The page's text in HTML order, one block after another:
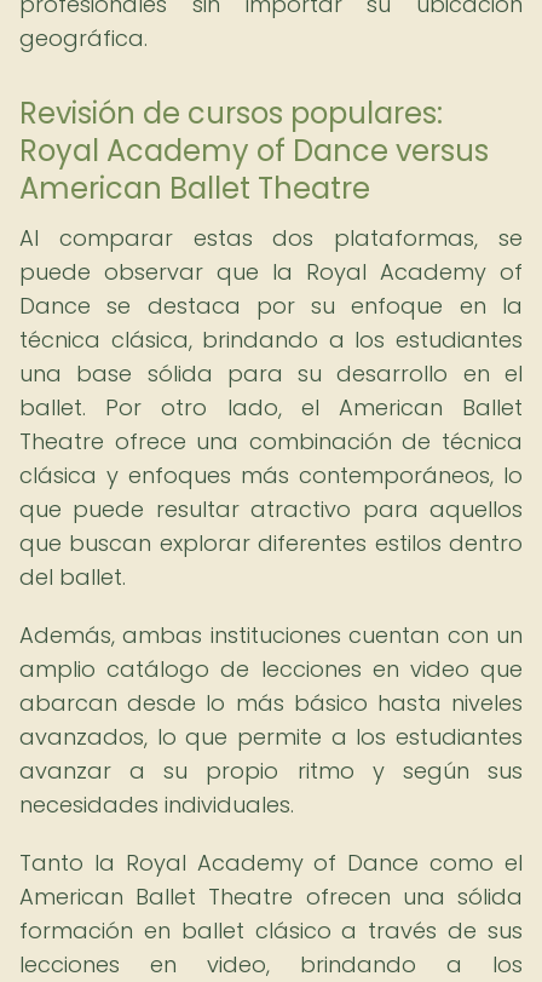
geográfica.
Revisión de cursos populares:
Royal Academy of Dance versus
American Ballet Theatre
Al comparar estas dos plataformas, se
puede observar que la Royal Academy of
Dance se destaca por su enfoque en la
técnica clásica, brindando a los estudiantes
una base sólida para su desarrollo en el
ballet. Por otro lado, el American Ballet
Theatre ofrece una combinación de técnica
clásica y enfoques más contemporáneos, lo
que puede resultar atractivo para aquellos
que buscan explorar diferentes estilos dentro
del ballet.
Además, ambas instituciones cuentan con un
amplio catálogo de lecciones en video que
abarcan desde lo más básico hasta niveles
avanzados, lo que permite a los estudiantes
avanzar a su propio ritmo y según sus
necesidades individuales.
Tanto la Royal Academy of Dance como el
American Ballet Theatre ofrecen una sólida
formación en ballet clásico a través de sus
lecciones en video, brindando a los